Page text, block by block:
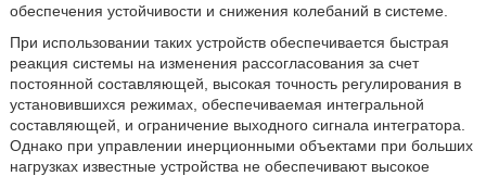
обеспечения устойчивости и снижения колебаний в системе.
При использовании таких устройств обеспечивается быстрая
реакция системы на изменения рассогласования за счет
постоянной составляющей, высокая точность регулирования в
установившихся режимах, обеспечиваемая интегральной
составляющей, и ограничение выходного сигнала интегратора.
Однако при управлении инерционными объектами при больших
нагрузках известные устройства не обеспечивают высокое